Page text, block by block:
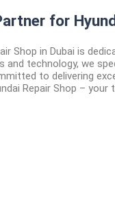
for
Shop in Dubai is
technology, we
to delivering
Repair Shop –